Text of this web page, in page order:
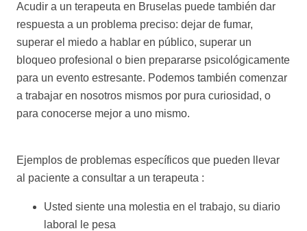
Acudir a un terapeuta en Bruselas puede también dar
respuesta a un problema preciso: dejar de fumar,
superar el miedo a hablar en público, superar un
bloqueo profesional o bien prepararse psicológicamente
para un evento estresante. Podemos también comenzar
a trabajar en nosotros mismos por pura curiosidad, o
para conocerse mejor a uno mismo.
Ejemplos de problemas específicos que pueden llevar
al paciente a consultar a un terapeuta :
Usted siente una molestia en el trabajo, su diario
laboral le pesa